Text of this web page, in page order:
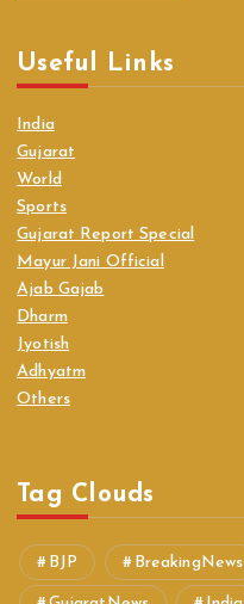
Useful Links
India
Gujarat
World
Sports
Gujarat Report Special
Mayur Jani Official
Ajab Gajab
Dharm
Jyotish
Adhyatm
Others
Tag Clouds
BJP BreakingNews